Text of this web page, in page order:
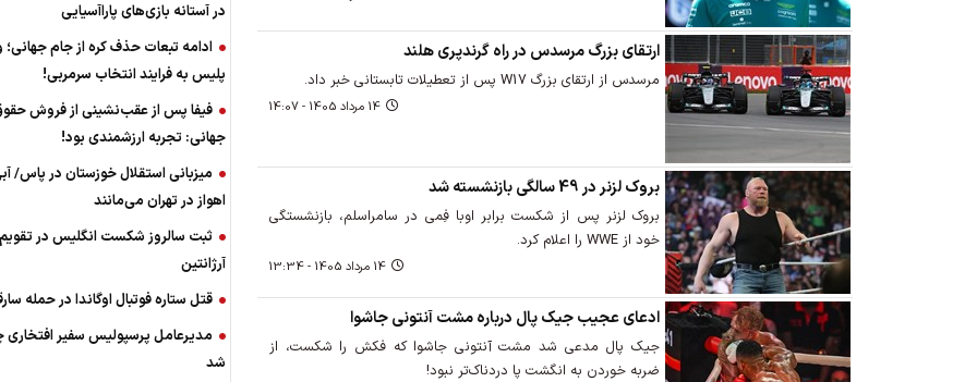
ارتقای بزرگ مرسدس در راه گرندپری هلند
مرسدس از ارتقای بزرگ W17 پس از تعطیلات تابستانی خبر داد.
14 مرداد 1405 - 14:07
بروک لزنر در 49 سالگی بازنشسته شد
بروک لزنر پس از شکست برابر اوبا فِمی در سامراسلم، بازنشستگی
خود از WWE را اعلام کرد.
14 مرداد 1405 - 13:34
ادعای عجیب جیک پال درباره مشت آنتونی جاشوا
جیک پال مدعی شد مشت آنتونی جاشوا که فکش را شکست، از
ضربه خوردن به انگشت پا دردناک‌تر نبود!
در آستانه بازی‌های پاراآسیایی
ادامه تبعات حذف کره از جام جهانی؛
پلیس به فرایند انتخاب سرمربی!
فیفا پس از عقب‌نشینی از فروش
جهانی: تجربه ارزشمندی بود!
میزبانی استقلال خوزستان در پاس/
اهواز در تهران می‌مانند
ثبت سالروز شکست انگلیس در تقویم
آرژانتین
قتل ستاره فوتبال اوگاندا در حمله
مدیرعامل پرسپولیس سفیر افتخاری
شد